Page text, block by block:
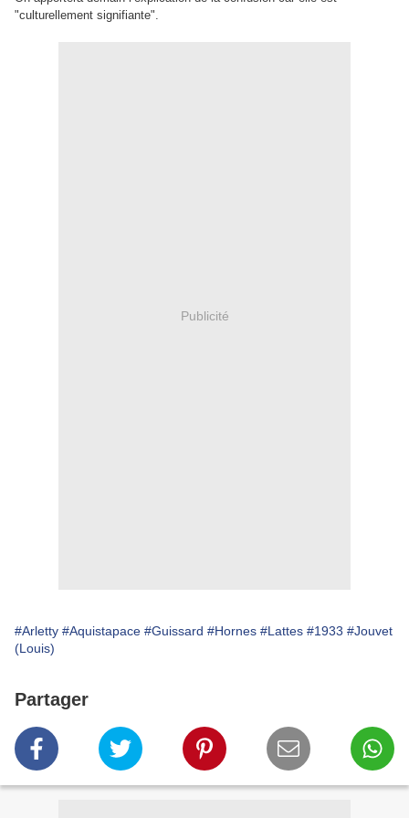
"culturellement signifiante".
Publicité
#Arletty #Aquistapace #Guissard #Hornes #Lattes #1933 #Jouvet
(Louis)
Partager